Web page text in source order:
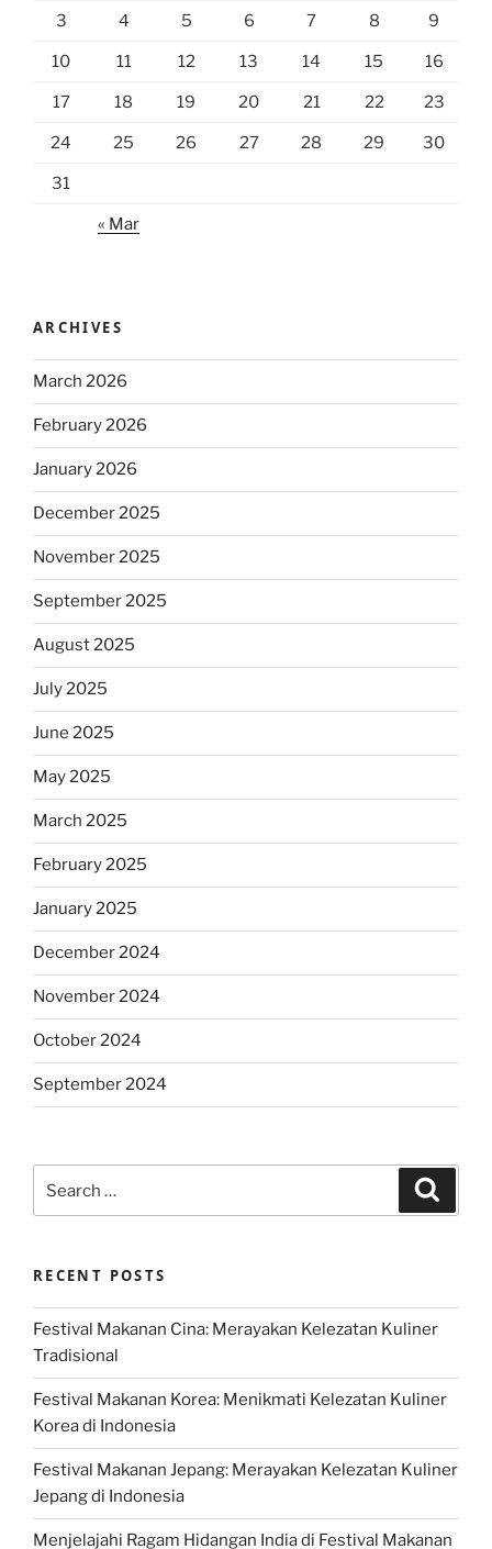
3 4 5 6 7 8 9
10 11 12 13 14 15 16
17 18 19 20 21 22 23
24 25 26 27 28 29 30
31
« Mar
ARCHIVES
March 2026
February 2026
January 2026
December 2025
November 2025
September 2025
August 2025
July 2025
June 2025
May 2025
March 2025
February 2025
January 2025
December 2024
November 2024
October 2024
September 2024
for:
RECENT POSTS
Festival Makanan Cina: Merayakan Kelezatan Kuliner
Tradisional
Festival Makanan Korea: Menikmati Kelezatan Kuliner
Korea di Indonesia
Festival Makanan Jepang: Merayakan Kelezatan Kuliner
Jepang di Indonesia
Menjelajahi Ragam Hidangan India di Festival Makanan